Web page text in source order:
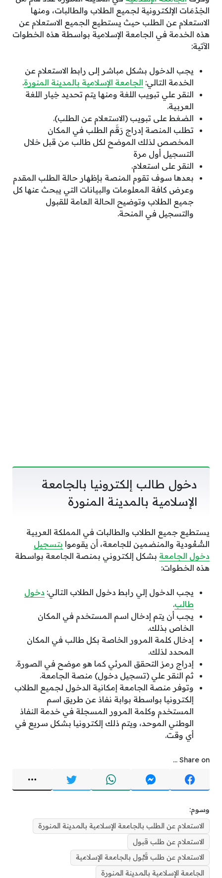
الخِدْمَات الإلكترونية لجميع الطلاب والطالبات، ومنها
الاستعلام عن الطلب حيث يستطيع الجميع الاستعلام عن
هذه الخدمة في الجامعة الإسلامية بواسطة هذه الخطوات
الآتية:
يجب الدخول بشكل مباشر إلى رابط الاستعلام عن
الخدمة التالي: الجامعة الإسلامية بالمدينة المنورة.
النقر علي تبويب اللغة ومنها يتم تحديد خِيار اللغة
العربية.
الضغط على تبويب (الاستعلام عن الطلب).
تطلب المنصة إدراج رَقَم الطلب في المكان
المخصص لذلك الموضح لكل طالب من قبل خلال
التسجيل أول مرة
النقر على استعلام.
بعدها سوف تقوم المنصة بإظهار حالة الطلب المقدم
وعرض كافة المعلومات والبيانات التي يبحث عنها كل
جميع الطلاب وتوضيح الحالة العامة للقبول
والتسجيل في المنحة.
دخول طالب إلكترونيا بالجامعة
الإسلامية بالمدينة المنورة
يستطيع جميع الطلاب والطالبات في المملكة العربية
السُّعُودية والمنضمين للجامعة، أن يقوموا بتسجيل
دخول الجامعة بشكل إلكتروني بمنصة الجامعة بواسطة
هذه الخطوات:
يجب الدخول إلي رابط دخول الطلاب التالي: دخول
طالب.
يجب أن يتم إدخال اسم المستخدم في المكان
الخاص بذلك.
إدخال كلمة المرور الخاصة بكل طالب في المكان
المحدد لذلك.
إدراج رمز التحقق المرئي كما هو موضح في الصورة.
ثم النقر علي (تسجيل دخول) منصة الجامعة.
وتوفر منصة الجامعة إمكانية الدخول لجميع الطلاب
إلكترونيا بواسطة بوابة نفاذ عن طريق اسم
المستخدم وكلمة المرور المسجلة في خدمة النفاذ
الوطني الموحد، ويتم ذلك إلكترونيا بشكل سريع في
أي وقت.
Share on ...
وسوم:
الاستعلام عن الطلب بالجامعة الإسلامية بالمدينة المنورة
الاستعلام عن طلب قبول
الاستعلام عن طلب قَبُول بالجامعة الإسلامية
الجامعة الإسلامية بالمدينة المنورة